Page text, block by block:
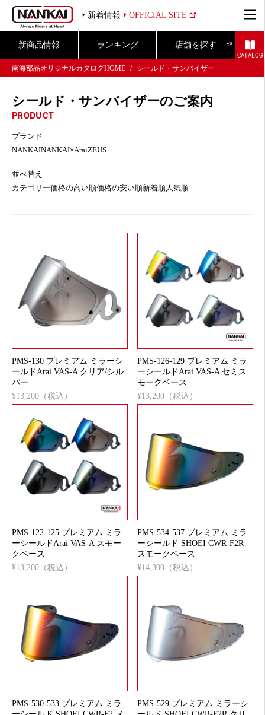
新着情報 OFFICIAL SITE
新商品情報 ランキング 店舗を探す
CATALOG
南海部品オリジナルカタログHOME
シールド・サンバイザー
シールド・サンバイザーのご案内
PRODUCT
ブランド
NANKAINANKAI×AraiZEUS
並べ替え
カテゴリー価格の高い順価格の安い順新着順人気順
PMS-130 プレミアム ミラーシ
ールドArai VAS-A クリア/シル
バー
¥13,200（税込）
PMS-126-129 プレミアム ミラ
ーシールドArai VAS-A セミス
モークベース
¥13,200（税込）
PMS-122-125 プレミアム ミラ
ーシールドArai VAS-A スモー
クベース
¥13,200（税込）
PMS-534-537 プレミアム ミラ
ーシールド SHOEI CWR-F2R
スモークベース
¥14,300（税込）
PMS-530-533 プレミアム ミラ
PMS-529 プレミアム ミラーシ